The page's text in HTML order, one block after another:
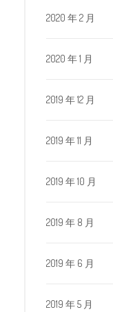
2020 年 2 月
2020 年 1 月
2019 年 12 月
2019 年 11 月
2019 年 10 月
2019 年 8 月
2019 年 6 月
2019 年 5 月